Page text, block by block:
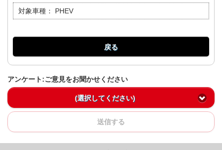
対象車種： PHEV
戻る
アンケート:ご意見をお聞かせください
(選択してください)
送信する